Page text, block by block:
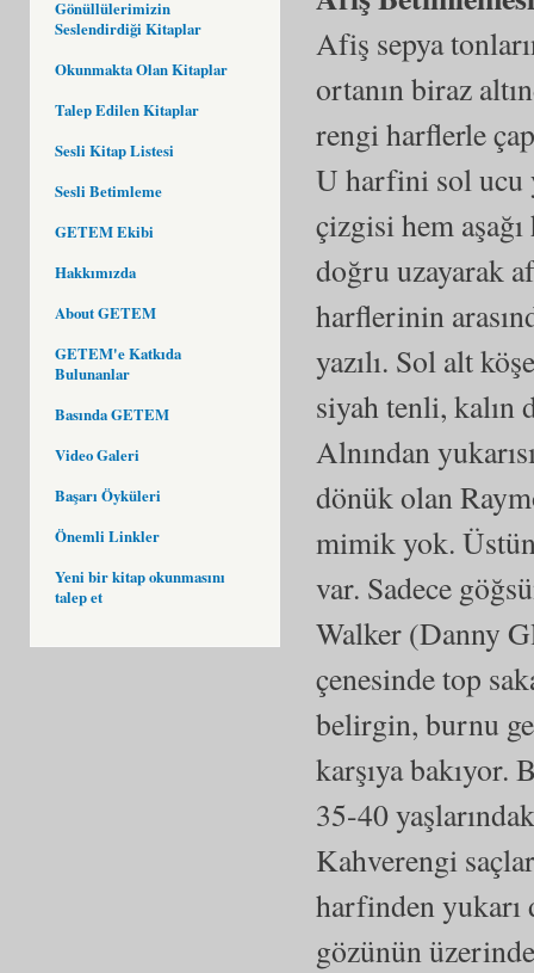
Gönüllülerimizin
Seslendirdiği Kitaplar
Okunmakta Olan Kitaplar
Talep Edilen Kitaplar
Sesli Kitap Listesi
Sesli Betimleme
GETEM Ekibi
Hakkımızda
About GETEM
GETEM'e Katkıda
Bulunanlar
Basında GETEM
Video Galeri
Başarı Öyküleri
Önemli Linkler
Yeni bir kitap okunmasını
talep et
Afiş sepya
ortanın biraz
rengi harflerle
U harfini sol ucu
çizgisi hem
doğru uzayarak
harflerinin
yazılı. Sol alt
siyah tenli, kalın
Alnından
dönük olan
mimik yok.
var. Sadece
Walker (Danny
çenesinde top
belirgin, burnu
karşıya bakıyor.
35-40
Kahverengi
harfinden yukarı
gözünün